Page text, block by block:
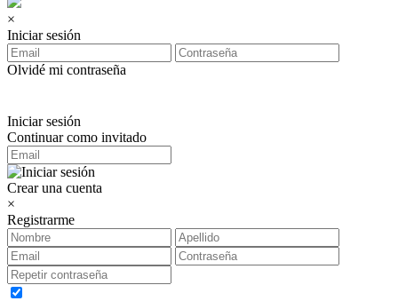
×
Iniciar sesión
Olvidé mi contraseña
Iniciar sesión
Continuar como invitado
Crear una cuenta
×
Registrarme